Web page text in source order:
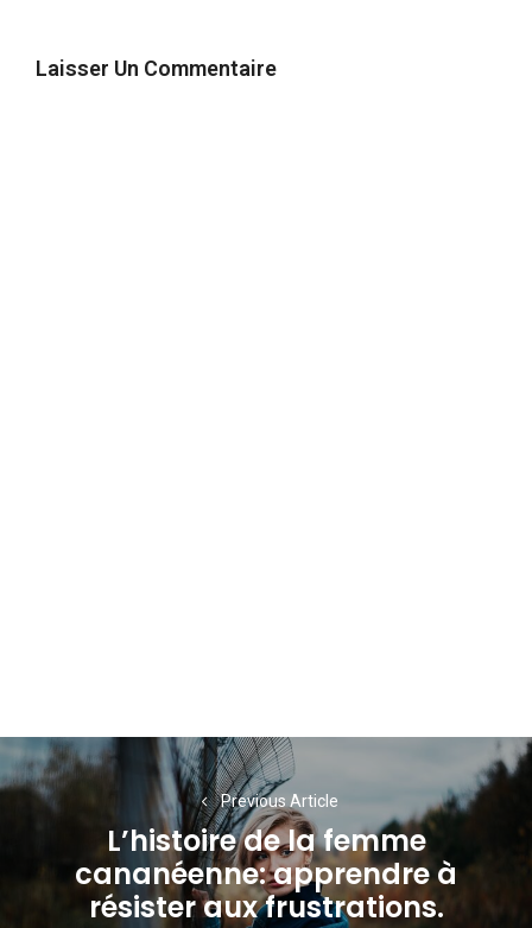
Laisser Un Commentaire
Navigation
de
l’article
Previous Article
Previous
post:
L’histoire de la femme
cananéenne: apprendre à
résister aux frustrations.